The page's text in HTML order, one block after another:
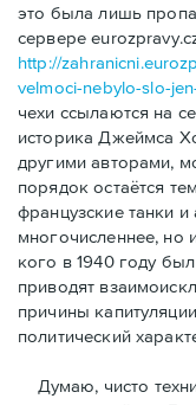
это была лишь
сервере
http://
velmoci-nebylo-slo-
чехи ссылаются на
историка Джеймса
другими авторами,
порядок остаётся
французские танки
многочисленнее, но
кого в 1940 году
приводят
причины
политический
Думаю, чисто